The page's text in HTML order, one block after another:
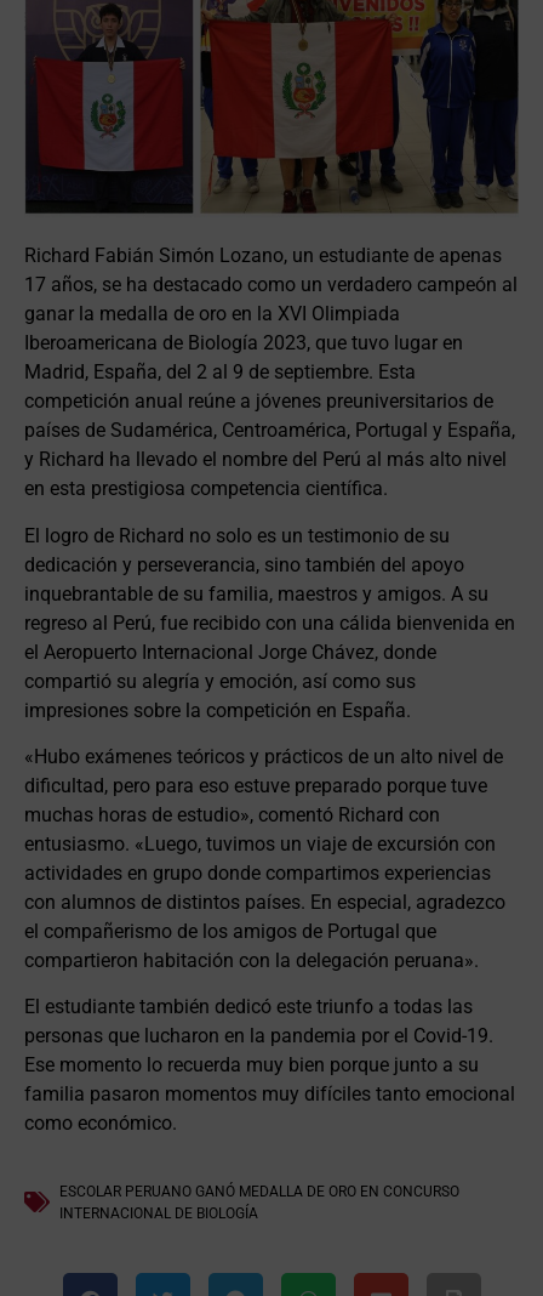
Richard Fabián Simón Lozano, un estudiante de apenas
17 años, se ha destacado como un verdadero campeón al
ganar la medalla de oro en la XVI Olimpiada
Iberoamericana de Biología 2023, que tuvo lugar en
Madrid, España, del 2 al 9 de septiembre. Esta
competición anual reúne a jóvenes preuniversitarios de
países de Sudamérica, Centroamérica, Portugal y España,
y Richard ha llevado el nombre del Perú al más alto nivel
en esta prestigiosa competencia científica.
El logro de Richard no solo es un testimonio de su
dedicación y perseverancia, sino también del apoyo
inquebrantable de su familia, maestros y amigos. A su
regreso al Perú, fue recibido con una cálida bienvenida en
el Aeropuerto Internacional Jorge Chávez, donde
compartió su alegría y emoción, así como sus
impresiones sobre la competición en España.
«Hubo exámenes teóricos y prácticos de un alto nivel de
dificultad, pero para eso estuve preparado porque tuve
muchas horas de estudio», comentó Richard con
entusiasmo. «Luego, tuvimos un viaje de excursión con
actividades en grupo donde compartimos experiencias
con alumnos de distintos países. En especial, agradezco
el compañerismo de los amigos de Portugal que
compartieron habitación con la delegación peruana».
El estudiante también dedicó este triunfo a todas las
personas que lucharon en la pandemia por el Covid-19.
Ese momento lo recuerda muy bien porque junto a su
familia pasaron momentos muy difíciles tanto emocional
como económico.
ESCOLAR PERUANO GANÓ MEDALLA DE ORO EN CONCURSO
INTERNACIONAL DE BIOLOGÍA